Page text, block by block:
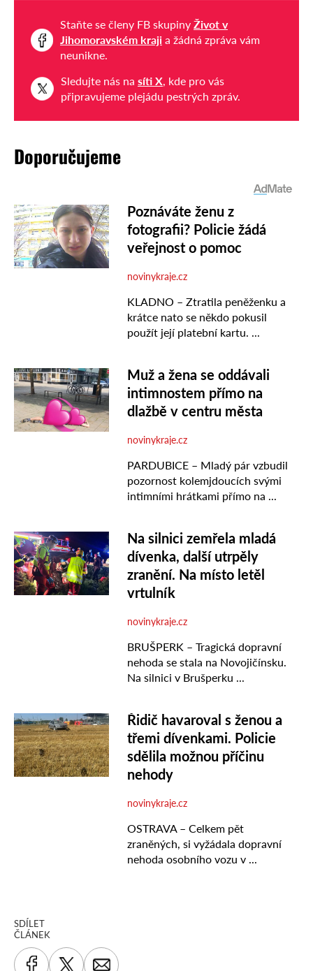
SDÍLET
ČLÁNEK
Staňte se členy FB skupiny Život v
Jihomoravském kraji a žádná zpráva vám
neunikne.
Sledujte nás na síti X, kde pro vás
připravujeme plejádu pestrých zpráv.
Doporučujeme